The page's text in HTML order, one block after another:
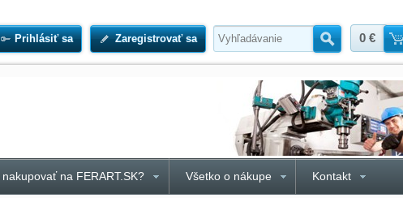
Prihlásiť sa Zaregistrovať sa Hľadať
0 €
nakupovať na FERART.SK? Všetko o nákupe Kontakt